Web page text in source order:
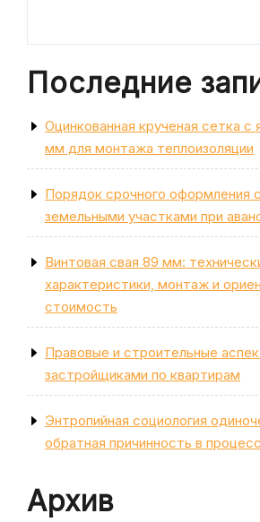
Последние
Оцинкованная крученая сетка с
мм для монтажа теплоизоляции
Порядок срочного оформления
земельными участками при
Винтовая свая 89 мм:
характеристики, монтаж и
стоимость
Правовые и строительные
застройщиками по квартирам
Энтропийная социология
обратная причинность в
Архив